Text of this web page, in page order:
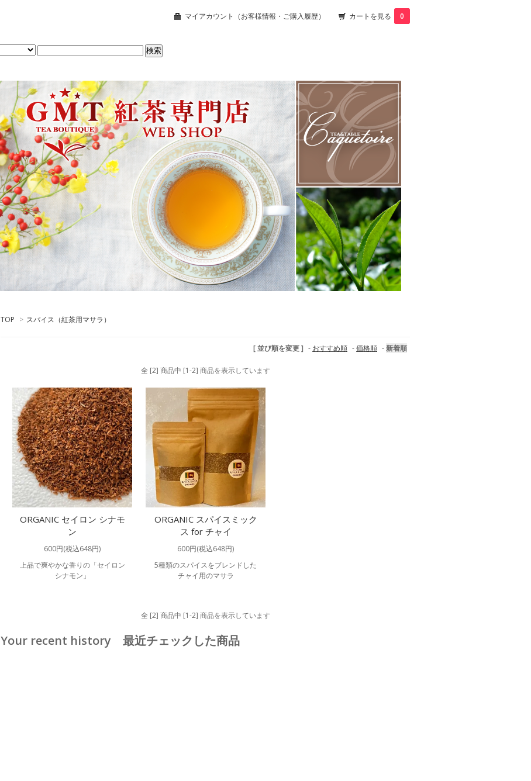
マイアカウント（お客様情報・ご購入履歴） カートを見る 0
TOP > スパイス（紅茶用マサラ）
[ 並び順を変更 ] - おすすめ順 -価格順 -新着順
全 [2] 商品中 [1-2] 商品を表示しています
ORGANIC セイロン シナモ
ン
600円(税込648円)
上品で爽やかな香りの「セイロン
シナモン」
ORGANIC スパイスミック
ス for チャイ
600円(税込648円)
5種類のスパイスをブレンドした
チャイ用のマサラ
全 [2] 商品中 [1-2] 商品を表示しています
Your recent history 最近チェックした商品